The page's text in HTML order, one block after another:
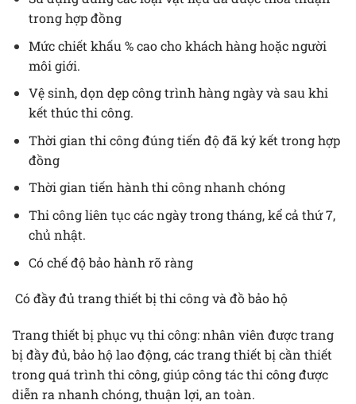
trong hợp đồng
Mức chiết khấu % cao cho khách hàng hoặc người
môi giới.
Vệ sinh, dọn dẹp công trình hàng ngày và sau khi
kết thúc thi công.
Thời gian thi công đúng tiến độ đã ký kết trong hợp
đồng
Thời gian tiến hành thi công nhanh chóng
Thi công liên tục các ngày trong tháng, kể cả thứ 7,
chủ nhật.
Có chế độ bảo hành rõ ràng
Có đầy đủ trang thiết bị thi công và đồ bảo hộ
Trang thiết bị phục vụ thi công: nhân viên được trang
bị đầy đủ, bảo hộ lao động, các trang thiết bị cần thiết
trong quá trình thi công, giúp công tác thi công được
diễn ra nhanh chóng, thuận lợi, an toàn.